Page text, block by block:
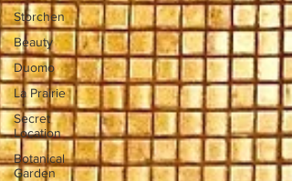
Storchen
Beauty
Duomo
La Prairie
Secret
Location
Botanical
Garden